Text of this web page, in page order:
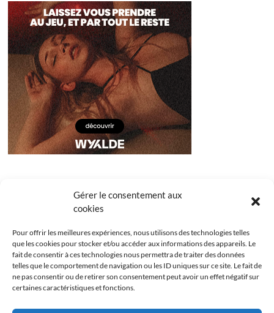
Gérer le consentement aux
cookies
Pour offrir les meilleures expériences, nous utilisons des technologies telles
que les cookies pour stocker et/ou accéder aux informations des appareils. Le
fait de consentir à ces technologies nous permettra de traiter des données
telles que le comportement de navigation ou les ID uniques sur ce site. Le fait de
ne pas consentir ou de retirer son consentement peut avoir un effet négatif sur
certaines caractéristiques et fonctions.